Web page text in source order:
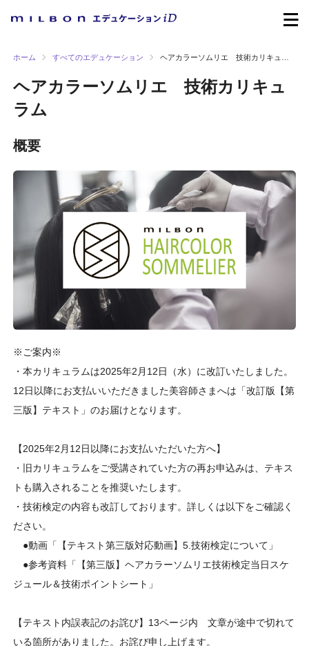
ホーム すべてのエデュケーション ヘアカラーソムリエ 技術カリキュラム
ヘアカラーソムリエ 技術カリキュ
ラム
概要
※ご案内※
・本カリキュラムは2025年2月12日（水）に改訂いたしました。
12日以降にお支払いいただきました美容師さまへは「改訂版【第
三版】テキスト」のお届けとなります。
【2025年2月12日以降にお支払いただいた方へ】
・旧カリキュラムをご受講されていた方の再お申込みは、テキス
トも購入されることを推奨いたします。
・技術検定の内容も改訂しております。詳しくは以下をご確認く
ださい。
●動画「【テキスト第三版対応動画】5.技術検定について」
●参考資料「【第三版】ヘアカラーソムリエ技術検定当日スケ
ジュール＆技術ポイントシート」
【テキスト内誤表記のお詫び】13ページ内 文章が途中で切れて
いる箇所がありました。お詫び申し上げます。